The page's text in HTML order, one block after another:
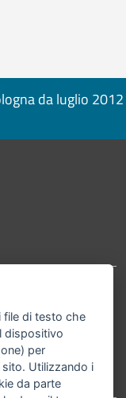
da luglio 2012
IT 88 R
file di testo che
dispositivo
per
Utilizzando i
da parte